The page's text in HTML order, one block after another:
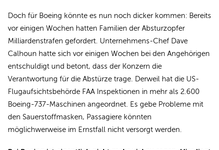
Doch für Boeing könnte es nun noch dicker kommen: Bereits
vor einigen Wochen hatten Familien der Absturzopfer
Milliardenstrafen gefordert. Unternehmens-Chef Dave
Calhoun hatte sich vor einigen Wochen bei den Angehörigen
entschuldigt und betont, dass der Konzern die
Verantwortung für die Abstürze trage. Derweil hat die US-
Flugaufsichtsbehörde FAA Inspektionen in mehr als 2.600
Boeing-737-Maschinen angeordnet. Es gebe Probleme mit
den Sauerstoffmasken, Passagiere könnten
möglichwerweise im Ernstfall nicht versorgt werden.